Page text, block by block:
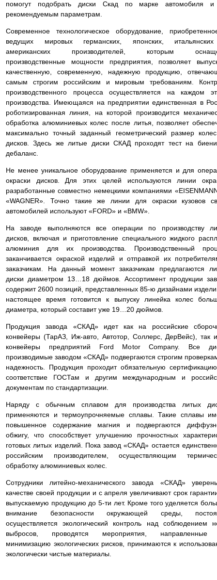
помогут подобрать диски Скад по марке автомобиля
рекомендуемым параметрам.
Современное технологическое оборудование,
ведущих мировых германских, японских,
американских производителей, которым
производственные мощности предприятия, позволяет
качественную, современную, надежную продукцию,
самым строгим российским и мировым требованиям.
производственного процесса осуществляется на каждом
производства. Имеющаяся на предприятии единственная в
роботизированная линия, на которой производится
обработка алюминиевых колес после литья, позволяет
максимально точный заданный геометрический размер
дисков. Здесь же литые диски СКАД проходят тест на
дебаланс.
Не менее уникальное оборудование применяется и для
окраски дисков. Для этих целей используются линии
разработанные совместно немецкими компаниями
«WAGNER». Точно такие же линии для окраски кузовов
автомобилей используют «FORD» и «BMW».
На заводе выполняются все операции по производству
дисков, включая и приготовление специального жидкого
алюминия для их производства. Производственный
заканчивается окраской изделий и отправкой их
заказчикам. На данный момент заказчикам предлагаются
диски диаметром 13…18 дюймов. Ассортимент продукции
содержит 2600 позиций, представленных 85-ю дизайнами
настоящее время готовится к выпуску линейка колес
диаметра, который составит уже 19…20 дюймов.
Продукция завода «СКАД» идет как на российские
конвейеры (ТарАЗ, Иж-авто, Автотор, Соллерс, ДерВейс), так
конвейеры предприятий Ford Motor Company. Все
производимые заводом «СКАД» подвергаются строгим
надежность. Продукция проходит обязательную
соответствие ГОСТам и другим международным и
документам по стандартизации.
Наряду с обычным сплавом для производства литых
применяются и термоупрочняемые сплавы. Такие сплавы
повышенное содержание магния и подвергаются
обжигу, что способствует улучшению прочностных
готовых литых изделий. Пока завод «СКАД» остается
российским производителем, осуществляющим
обработку алюминиевых колес.
Сотрудники литейно-механического завода «СКАД»
качестве своей продукции и с апреля увеличивают срок
выпускаемую продукцию до 5-ти лет. Кроме того уделяется
внимание безопасности окружающей среды,
осуществляется экологический контроль над соблюдением
выбросов, проводятся мероприятия,
минимизацию экологических рисков, принимаются к
экологически чистые материалы.